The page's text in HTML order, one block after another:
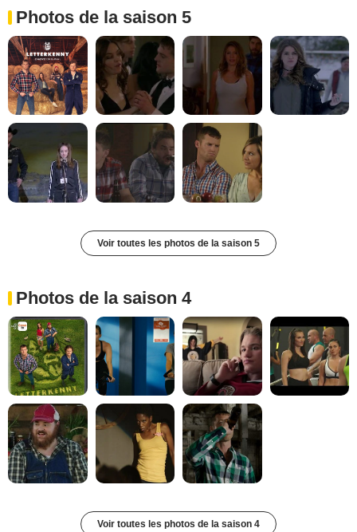
Photos de la saison 5
Voir toutes les photos de la saison 5
Photos de la saison 4
Voir toutes les photos de la saison 4